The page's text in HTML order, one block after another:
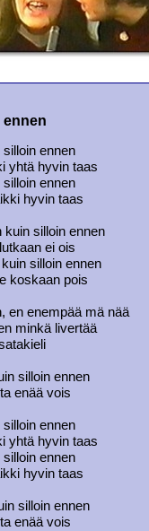
ennen
silloin ennen
yhtä hyvin taas
silloin ennen
hyvin taas
kuin silloin ennen
ei ois
silloin ennen
koskaan pois
en enempää mä nää
minkä livertää
silloin ennen
enää vois
silloin ennen
yhtä hyvin taas
silloin ennen
hyvin taas
silloin ennen
enää vois